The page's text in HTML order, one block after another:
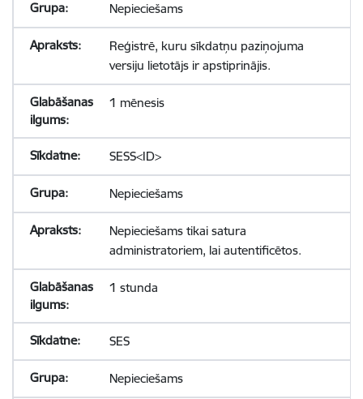
Nepieciešams
Reģistrē, kuru sīkdatņu paziņojuma
versiju lietotājs ir apstiprinājis.
1 mēnesis
SESS<ID>
Nepieciešams
Nepieciešams tikai satura
administratoriem, lai autentificētos.
1 stunda
SES
Nepieciešams